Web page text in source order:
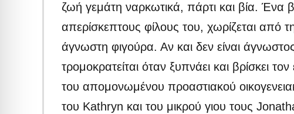
ζωή γεμάτη ναρκωτικά, πάρτι και βία. Ένα
απερίσκεπτους φίλους του, χωρίζεται από
άγνωστη φιγούρα. Αν και δεν είναι
τρομοκρατείται όταν ξυπνάει και βρίσκει
του απομονωμένου προαστιακού
του Kathryn και του μικρού γιου τους